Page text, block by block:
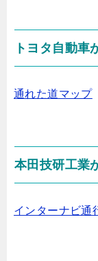
トヨタ自動車
通れた道マップ
本田技研工業
インターナビ通